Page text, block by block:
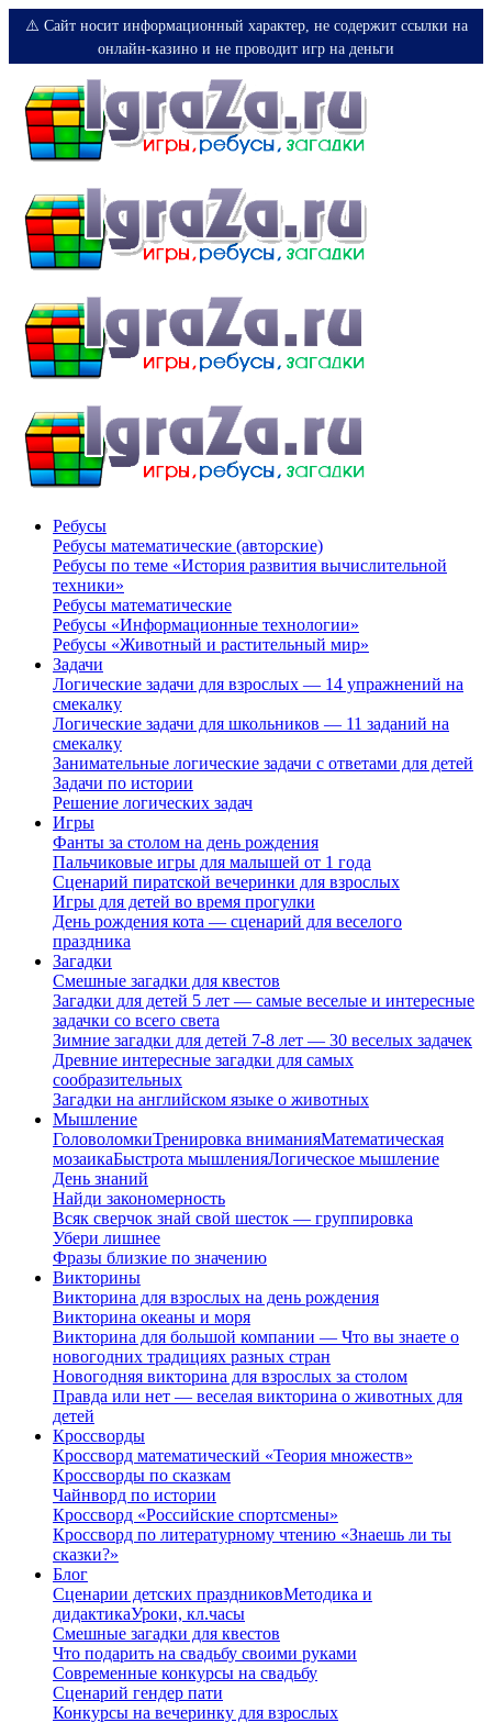
⚠️ Сайт носит информационный характер, не содержит ссылки на
онлайн-казино и не проводит игр на деньги
Ребусы
Ребусы математические (авторские)
Ребусы по теме «История развития вычислительной
техники»
Ребусы математические
Ребусы «Информационные технологии»
Ребусы «Животный и растительный мир»
Задачи
Логические задачи для взрослых — 14 упражнений на
смекалку
Логические задачи для школьников — 11 заданий на
смекалку
Занимательные логические задачи с ответами для детей
Задачи по истории
Решение логических задач
Игры
Фанты за столом на день рождения
Пальчиковые игры для малышей от 1 года
Сценарий пиратской вечеринки для взрослых
Игры для детей во время прогулки
День рождения кота — сценарий для веселого
праздника
Загадки
Смешные загадки для квестов
Загадки для детей 5 лет — самые веселые и интересные
задачки со всего света
Зимние загадки для детей 7-8 лет — 30 веселых задачек
Древние интересные загадки для самых
сообразительных
Загадки на английском языке о животных
Мышление
ГоловоломкиТренировка вниманияМатематическая
мозаикаБыстрота мышленияЛогическое мышление
День знаний
Найди закономерность
Всяк сверчок знай свой шесток — группировка
Убери лишнее
Фразы близкие по значению
Викторины
Викторина для взрослых на день рождения
Викторина океаны и моря
Викторина для большой компании — Что вы знаете о
новогодних традициях разных стран
Новогодняя викторина для взрослых за столом
Правда или нет — веселая викторина о животных для
детей
Кроссворды
Кроссворд математический «Теория множеств»
Кроссворды по сказкам
Чайнворд по истории
Кроссворд «Российские спортсмены»
Кроссворд по литературному чтению «Знаешь ли ты
сказки?»
Блог
Сценарии детских праздниковМетодика и
дидактикаУроки, кл.часы
Смешные загадки для квестов
Что подарить на свадьбу своими руками
Современные конкурсы на свадьбу
Сценарий гендер пати
Конкурсы на вечеринку для взрослых